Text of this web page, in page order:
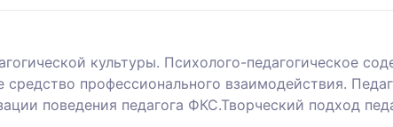
культуры. Психолого-педагогическое
профессионального взаимодействия.
поведения педагога ФКС.Творческий подход